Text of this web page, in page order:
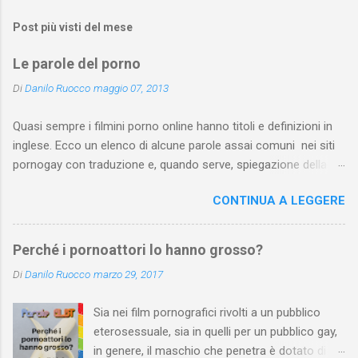
Post più visti del mese
Le parole del porno
DiDanilo Ruocco maggio 07, 2013
Quasi sempre i filmini porno online hanno titoli e definizioni in
inglese. Ecco un elenco di alcune parole assai comuni nei siti
pornogay con traduzione e, quando serve, spiegazione della
“specifiche” e, ovviamente, le parole del lessico quotidiano che
non si riferiscono a una pratica sessuale. L’elenco può essere
arricchito e corretto dai vostri suggerimenti. Attenzione : se
prosegui la lettura, sappi che ti troverai a leggere parole assai
esplicite.
CONTINUA A LEGGERE
Perché i pornoattori lo hanno grosso?
DiDanilo Ruocco marzo 29, 2017
Sia nei film pornografici rivolti a un pubblico
eterosessuale, sia in quelli per un pubblico gay,
in genere, il maschio che penetra è dotato di un